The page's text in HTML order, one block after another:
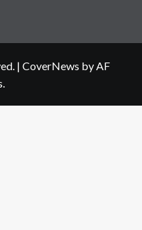
| CoverNews by AF